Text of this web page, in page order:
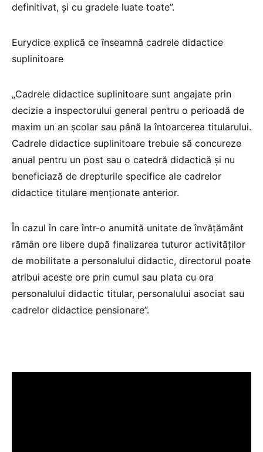
definitivat, și cu gradele luate toate”.
Eurydice explică ce înseamnă cadrele didactice
suplinitoare
„Cadrele didactice suplinitoare sunt angajate prin
decizie a inspectorului general pentru o perioadă de
maxim un an şcolar sau până la întoarcerea titularului.
Cadrele didactice suplinitoare trebuie să concureze
anual pentru un post sau o catedră didactică şi nu
beneficiază de drepturile specifice ale cadrelor
didactice titulare menţionate anterior.
În cazul în care într-o anumită unitate de învăţământ
rămân ore libere după finalizarea tuturor activităţilor
de mobilitate a personalului didactic, directorul poate
atribui aceste ore prin cumul sau plata cu ora
personalului didactic titular, personalului asociat sau
cadrelor didactice pensionare”.